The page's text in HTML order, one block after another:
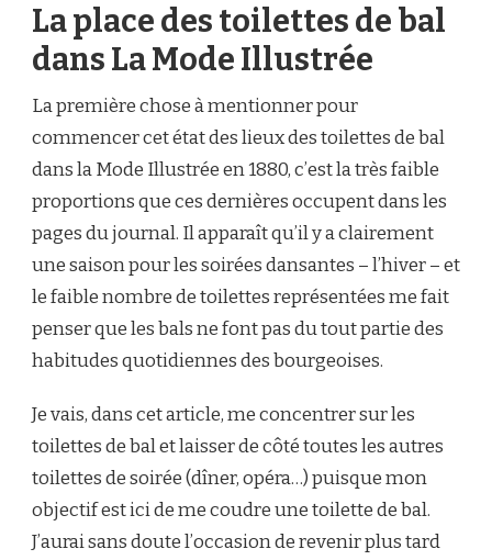
La place des toilettes de bal
dans La Mode Illustrée
La première chose à mentionner pour
commencer cet état des lieux des toilettes de bal
dans la Mode Illustrée en 1880, c’est la très faible
proportions que ces dernières occupent dans les
pages du journal. Il apparaît qu’il y a clairement
une saison pour les soirées dansantes – l’hiver – et
le faible nombre de toilettes représentées me fait
penser que les bals ne font pas du tout partie des
habitudes quotidiennes des bourgeoises.
Je vais, dans cet article, me concentrer sur les
toilettes de bal et laisser de côté toutes les autres
toilettes de soirée (dîner, opéra…) puisque mon
objectif est ici de me coudre une toilette de bal.
J’aurai sans doute l’occasion de revenir plus tard